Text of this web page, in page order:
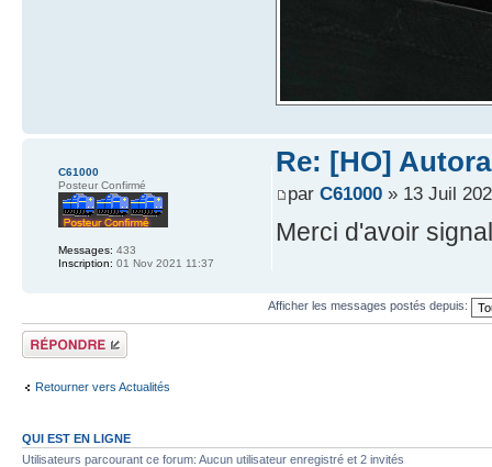
Re: [HO]
par C61000» 13 Juil
Merci d'avoir
C61000
Posteur Confirmé
Messages: 433
Inscription: 01 Nov 2021 11:37
Afficher les messages postés depuis:
Répondre
Retourner vers Actualités
QUI EST EN LIGNE
Utilisateurs parcourant ce forum: Aucun utilisateur enregistré et 2 invités